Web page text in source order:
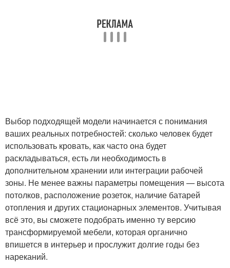
Выбор подходящей модели начинается с понимания
ваших реальных потребностей: сколько человек будет
использовать кровать, как часто она будет
раскладываться, есть ли необходимость в
дополнительном хранении или интеграции рабочей
зоны. Не менее важны параметры помещения — высота
потолков, расположение розеток, наличие батарей
отопления и других стационарных элементов. Учитывая
всё это, вы сможете подобрать именно ту версию
трансформируемой мебели, которая органично
впишется в интерьер и прослужит долгие годы без
нареканий.